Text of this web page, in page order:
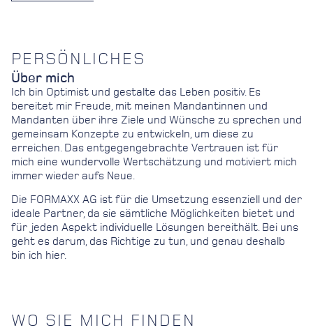
PERSÖNLICHES
Über mich
Ich bin Optimist und gestalte das Leben positiv. Es
bereitet mir Freude, mit meinen Mandantinnen und
Mandanten über ihre Ziele und Wünsche zu sprechen und
gemeinsam Konzepte zu entwickeln, um diese zu
erreichen. Das entgegengebrachte Vertrauen ist für
mich eine wundervolle Wertschätzung und motiviert mich
immer wieder aufs Neue.
Die FORMAXX AG ist für die Umsetzung essenziell und der
ideale Partner, da sie sämtliche Möglichkeiten bietet und
für jeden Aspekt individuelle Lösungen bereithält. Bei uns
geht es darum, das Richtige zu tun, und genau deshalb
bin ich hier.
WO SIE MICH FINDEN